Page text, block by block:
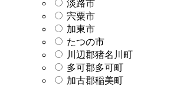
淡路市
宍粟市
加東市
たつの市
川辺郡猪名川町
多可郡多可町
加古郡稲美町